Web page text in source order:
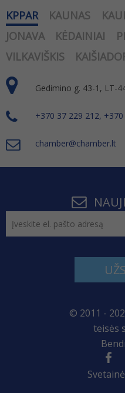
KPPAR KAUNAS
JONAVA
KĖDAINIAI
VILKAVIŠKIS
Gedimino g. 43-1, LT-
+370 37 229 212, +370
chamber@chamber.lt
© 2011 -
teisės